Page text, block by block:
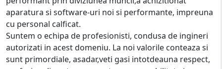
aparatura si software-uri noi si performante, impreuna
cu personal calficat.
Suntem o echipa de profesionisti, condusa de ingineri
autorizati in acest domeniu. La noi valorile conteaza si
sunt primordiale, asadar,veti gasi intotdeauna respect,